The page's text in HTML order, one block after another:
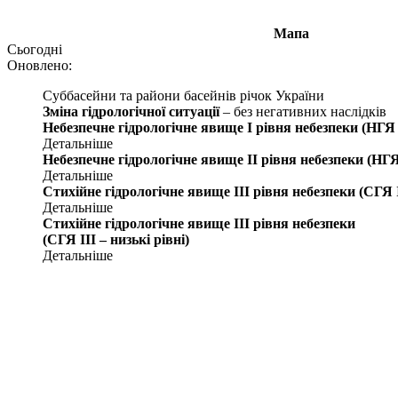
Мапа
Сьогодні
Оновлено:
Суббасейни та райони басейнів річок України
Зміна гідрологічної ситуації– без негативних наслідків
Небезпечне гідрологічне явище І рівня небезпеки (НГЯ
Детальніше
Небезпечне гідрологічне явище ІІ рівня небезпеки
Детальніше
Стихійне гідрологічне явище ІІІ рівня небезпеки (СГЯ
Детальніше
Стихійне гідрологічне явище ІІІ рівня небезпеки
(СГЯ ІІІ – низькі рівні)
Детальніше